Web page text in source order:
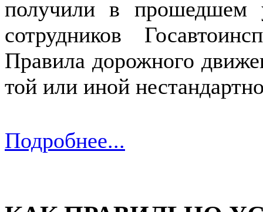
получили в прошедшем
сотрудников
Правила дорожного
той или иной
Подробнее...